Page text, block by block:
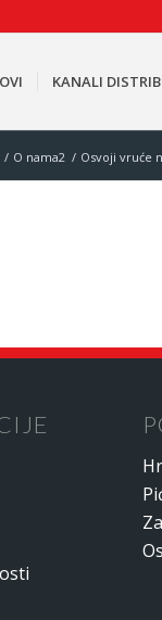
KANALI
/ O nama2 / Osvoji vruće